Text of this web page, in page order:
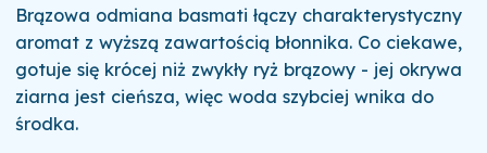
Brązowa odmiana basmati łączy charakterystyczny
aromat z wyższą zawartością błonnika. Co ciekawe,
gotuje się krócej niż zwykły ryż brązowy - jej okrywa
ziarna jest cieńsza, więc woda szybciej wnika do
środka.